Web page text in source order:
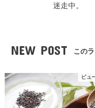
迷走中。
NEW POST この
ビュ